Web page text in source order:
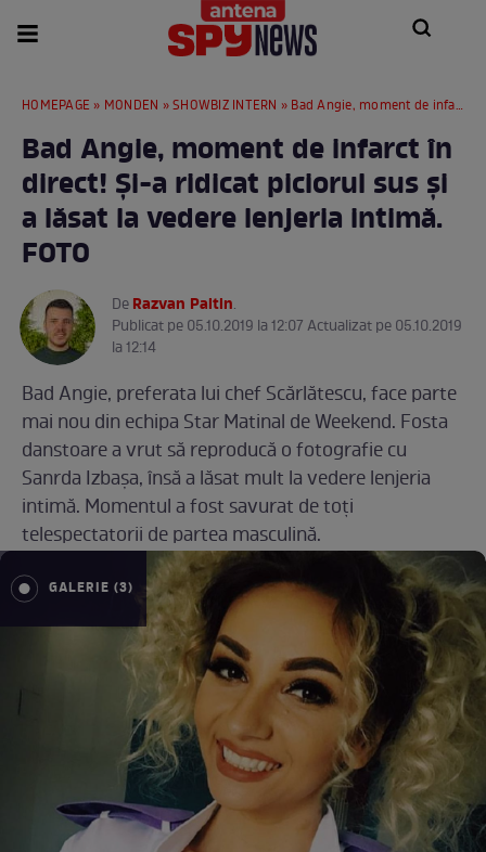
HOMEPAGE » MONDEN »SHOWBIZ INTERN » Bad Angie, moment de infarct în direct! Și-a ridicat piciorul sus și a lăsat la vedere lenjeria intimă. FOTO
Bad Angie, moment de infarct în
direct! Și-a ridicat piciorul sus și
a lăsat la vedere lenjeria intimă.
FOTO
DeRazvan Paltin.
Publicat pe 05.10.2019 la 12:07 Actualizat pe 05.10.2019
la 12:14
Bad Angie, preferata lui chef Scărlătescu, face parte
mai nou din echipa Star Matinal de Weekend. Fosta
danstoare a vrut să reproducă o fotografie cu
Sanrda Izbaşa, însă a lăsat mult la vedere lenjeria
intimă. Momentul a fost savurat de toţi
telespectatorii de partea masculină.
GALERIE (3)